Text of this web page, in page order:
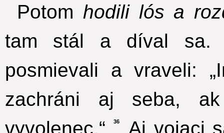
Potom hodili lós a
tam stál a díval sa.
posmievali a vraveli:
zachráni aj seba,
vyvolenec.“
36
Aj vojaci